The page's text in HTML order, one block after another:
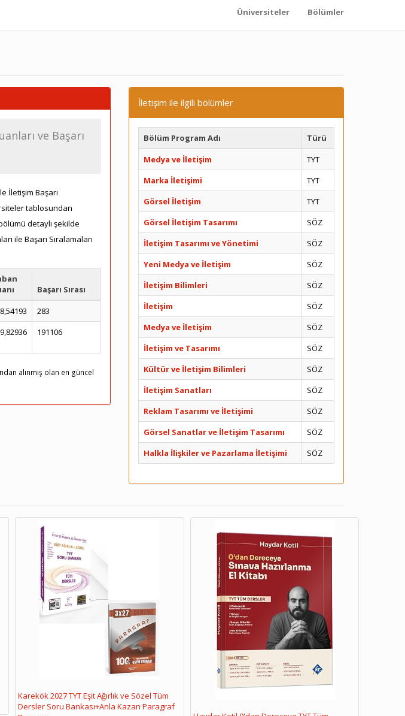
Üniversiteler Bölümler
ve Başarı
İletişim Başarı
tablosundan
detaylı şekilde
ile Başarı Sıralamaları
Başarı Sırası
283
191106
alınmış olan en güncel
İletişim ile ilgili bölümler
Bölüm Program Adı
Türü
Medya ve İletişim
TYT
Marka İletişimi
TYT
Görsel İletişim
TYT
Görsel İletişim Tasarımı
SÖZ
İletişim Tasarımı ve Yönetimi
SÖZ
Yeni Medya ve İletişim
SÖZ
İletişim Bilimleri
SÖZ
İletişim
SÖZ
Medya ve İletişim
SÖZ
İletişim ve Tasarımı
SÖZ
Kültür ve İletişim Bilimleri
SÖZ
İletişim Sanatları
SÖZ
Reklam Tasarımı ve İletişimi
SÖZ
Görsel Sanatlar ve İletişim Tasarımı
SÖZ
Halkla İlişkiler ve Pazarlama İletişimi
SÖZ
Karekök 2027 TYT Eşit Ağırlık ve Sözel Tüm
Dersler Soru Bankası+Anla Kazan Paragraf